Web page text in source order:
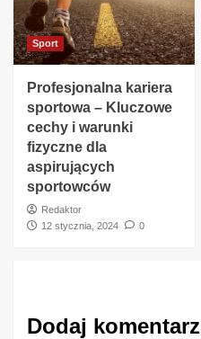
Sport
Profesjonalna kariera
sportowa – Kluczowe
cechy i warunki
fizyczne dla
aspirujących
sportowców
Redaktor
12 stycznia, 2024
0
Dodaj komentarz